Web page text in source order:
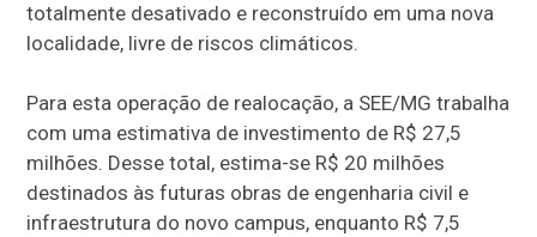
totalmente desativado e reconstruído em uma nova
localidade, livre de riscos climáticos.
Para esta operação de realocação, a SEE/MG trabalha
com uma estimativa de investimento de R$ 27,5
milhões. Desse total, estima-se R$ 20 milhões
destinados às futuras obras de engenharia civil e
infraestrutura do novo campus, enquanto R$ 7,5